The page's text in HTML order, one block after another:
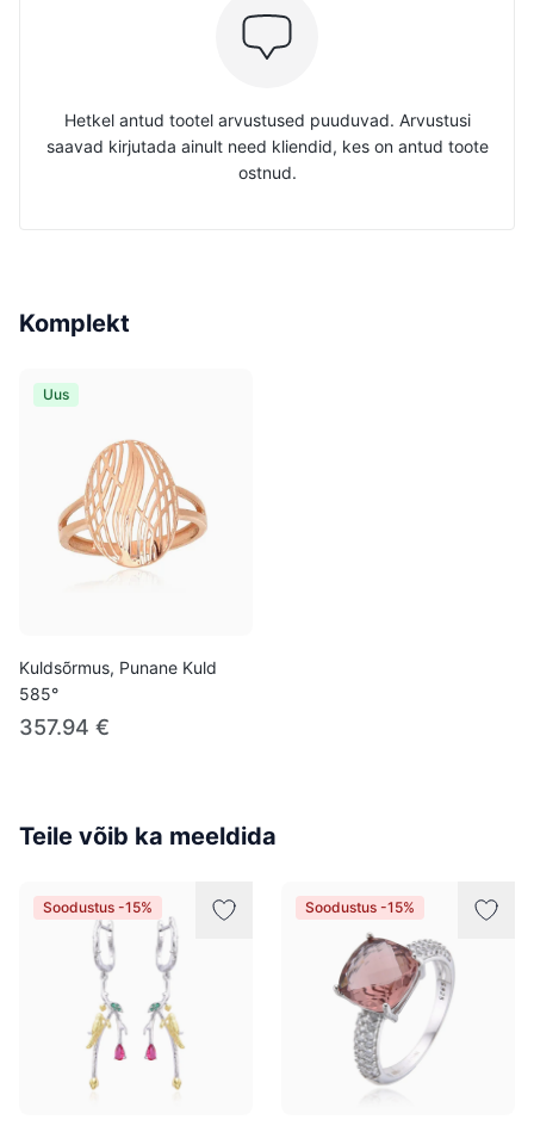
Hetkel antud tootel arvustused puuduvad. Arvustusi
saavad kirjutada ainult need kliendid, kes on antud toote
ostnud.
Komplekt
Uus
Kuldsõrmus, Punane Kuld
585°
357.94 €
Teile võib ka meeldida
Soodustus -15% Soodustus -15%